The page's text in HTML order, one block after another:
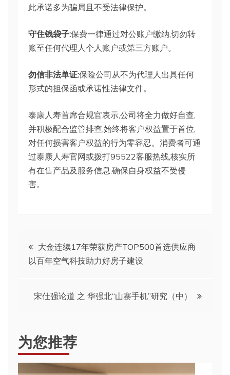
此承诺多为骗局且不受法律保护。
守住钱袋子:保费一律通过对公账户缴纳,切勿转
账至任何代理人个人账户或第三方账户。
勿信非法单证:保险公司从不为代理人出具任何
形式的担保函或承诺性法律文件。
泰康人寿首席合规官表示,公司将全力做好自查,
并积极配合监管排查,始终将客户权益置于首位,
对任何损害客户权益的行为零容忍。消费者可通
过泰康人寿官网或拨打95522客服热线,核实所
有在售产品及服务信息,确保自身权益不受侵
害。
文
章
导
大金连续17年荣获房产TOP500首选供应商
以百年空气科技助力好房子建设
宋仕强论道 之 华强北“山寨手机”研究（中）
为您推荐